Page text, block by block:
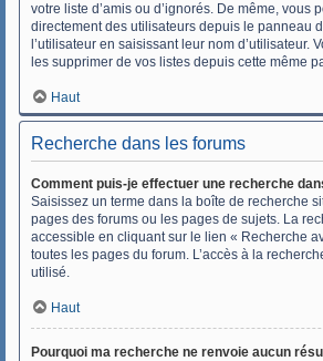
votre liste d’amis ou d’ignorés. De même, vous
directement des utilisateurs depuis le panneau
l’utilisateur en saisissant leur nom d’utilisateur.
les supprimer de vos listes depuis cette même
Haut
Recherche dans les forums
Comment puis-je effectuer une recherche
Saisissez un terme dans la boîte de recherche
pages des forums ou les pages de sujets. La
accessible en cliquant sur le lien « Recherche
toutes les pages du forum. L’accès à la
utilisé.
Haut
Pourquoi ma recherche ne renvoie aucun